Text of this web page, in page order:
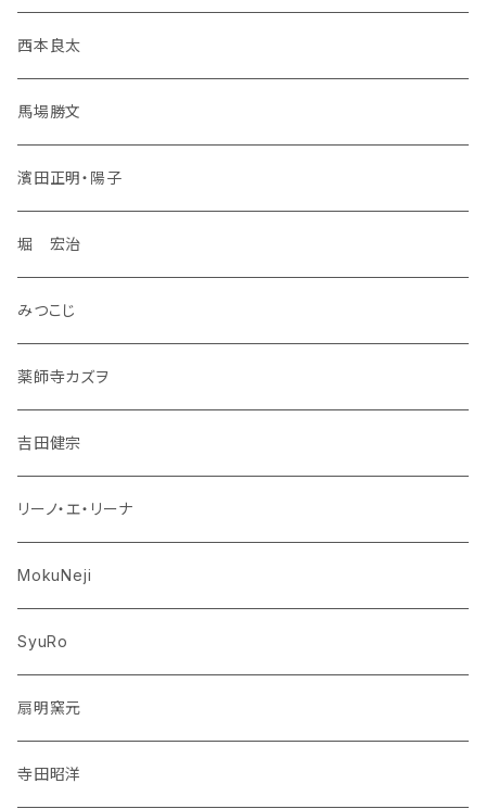
西本良太
馬場勝文
濱田正明・陽子
堀 宏治
みつこじ
薬師寺カズヲ
吉田健宗
リーノ・エ・リーナ
MokuNeji
SyuRo
扇明窯元
寺田昭洋